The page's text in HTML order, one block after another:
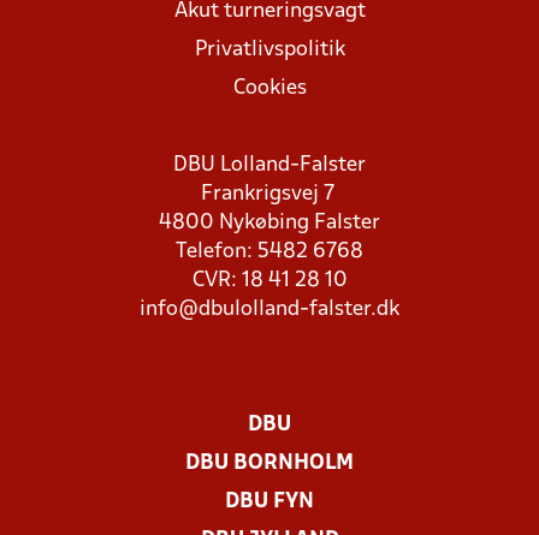
Akut turneringsvagt
Privatlivspolitik
Cookies
DBU Lolland-Falster
Frankrigsvej 7
4800 Nykøbing Falster
Telefon: 5482 6768
CVR: 18 41 28 10
info@dbulolland-falster.dk
DBU
DBU BORNHOLM
DBU FYN